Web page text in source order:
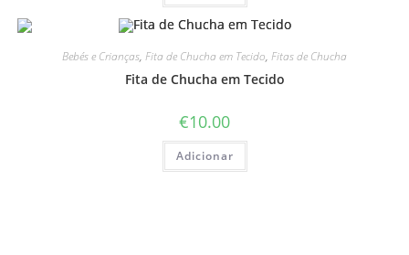
Bebés e Crianças, Fita de Chucha em Tecido, Fitas de Chucha
Fita de Chucha em Tecido
€10.00
Adicionar